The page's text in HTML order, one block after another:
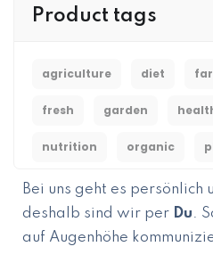
Product tags
agriculture diet
fresh garden
nutrition organic
Bei uns geht es persönlich
deshalb sind wir per Du.
auf Augenhöhe